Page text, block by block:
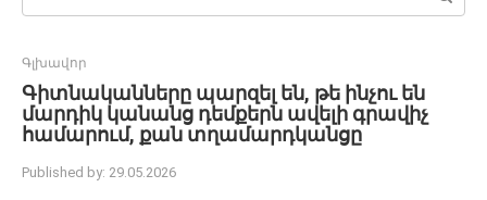
Գլխավոր
Գիտնականները պարզել են, թե ինչու են
մարդիկ կանանց դեմքերն ավելի գրավիչ
համարում, քան տղամարդկանցը
Published by: 29.05.2026